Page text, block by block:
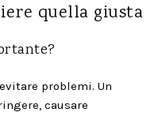
quella giusta
problemi. Un
causare